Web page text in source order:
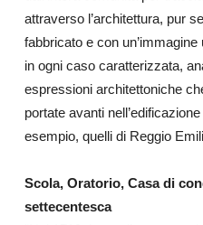
attraverso l’architettura, pur
fabbricato e con
in ogni caso caratterizzata,
espressioni architettoniche
portate avanti
esempio, quelli di Reggio
Scola, Oratorio, Casa di
settecentesca